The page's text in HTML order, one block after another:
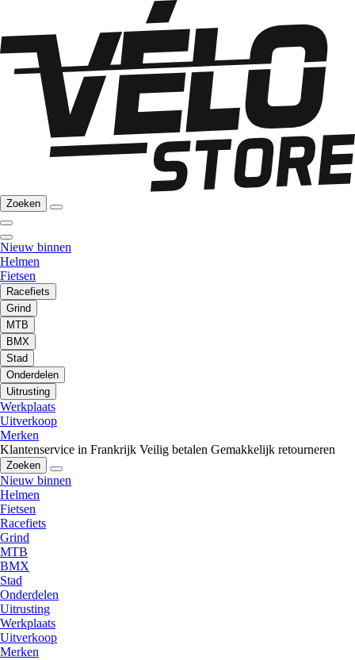
Zoeken
Nieuw binnen
Helmen
Fietsen
Racefiets
Grind
MTB
BMX
Stad
Onderdelen
Uitrusting
Werkplaats
Uitverkoop
Merken
Klantenservice in Frankrijk Veilig betalen Gemakkelijk retourneren
Zoeken
Nieuw binnen
Helmen
Fietsen
Racefiets
Grind
MTB
BMX
Stad
Onderdelen
Uitrusting
Werkplaats
Uitverkoop
Merken